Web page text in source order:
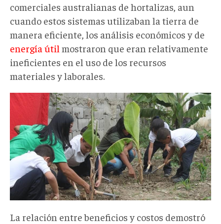
comerciales australianas de hortalizas, aun
cuando estos sistemas utilizaban la tierra de
manera eficiente, los análisis económicos y de
energía útil mostraron que eran relativamente
ineficientes en el uso de los recursos
materiales y laborales.
La relación entre beneficios y costos demostró